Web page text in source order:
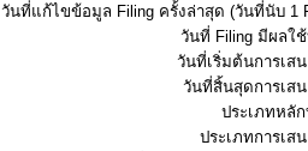
วันที่แก้ไขข้อมูล Filing ครั้งล่าสุด (วันที่นับ 1
วันที่ Filing มีผลใ
วันที่เริ่มต้นการเส
วันที่สิ้นสุดการเส
ประเภทหลั
ประเภทการเส